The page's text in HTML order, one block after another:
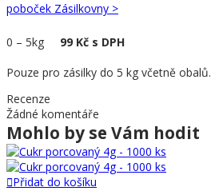
poboček Zásilkovny >
0 – 5kg 99 Kč s DPH
Pouze pro zásilky do 5 kg včetně obalů.
Recenze
Žádné komentáře
Mohlo by se Vám hodit
Přidat do košíku